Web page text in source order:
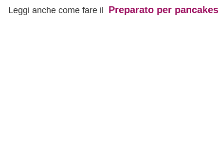
Leggi anche come fare il Preparato per pancakes